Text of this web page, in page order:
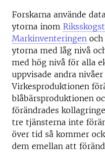
Forskarna använde
ytorna inom
Markinventeringen
ytorna med låg nivå
med hög nivå för alla
uppvisade andra
Virkesproduktionen
blåbärsproduktionen
förändrades
tre tjänsterna inte
över tid så kommer
dem emellan att